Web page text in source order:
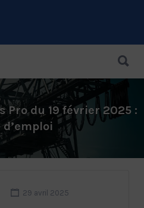
depuis 1995
Pro du 19 février 2025 :
29 avril 2025